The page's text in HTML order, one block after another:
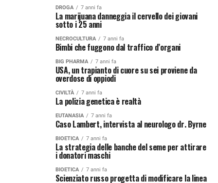
DROGA 7 anni fa
La marijuana danneggia il cervello dei giovani
sotto i 25 anni
NECROCULTURA 7 anni fa
Bimbi che fuggono dal traffico d’organi
BIG PHARMA 7 anni fa
USA, un trapianto di cuore su sei proviene da
overdose di oppiodi
CIVILTÀ 7 anni fa
La polizia genetica è realtà
EUTANASIA 7 anni fa
Caso Lambert, intervista al neurologo dr. Byrne
BIOETICA 7 anni fa
La strategia delle banche del seme per attirare
i donatori maschi
BIOETICA 7 anni fa
Scienziato russo progetta di modificare la linea